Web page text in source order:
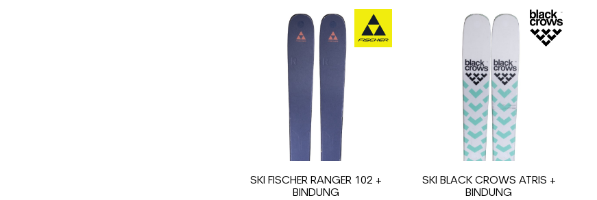
SKI FISCHER RANGER 102 +
BINDUNG
SKI BLACK CROWS ATRIS +
BINDUNG